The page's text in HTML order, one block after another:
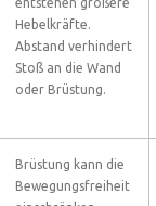
Hebelkräfte.
Abstand verhindert
Stoß an die Wand
oder Brüstung.
Brüstung kann die
Bewegungsfreiheit